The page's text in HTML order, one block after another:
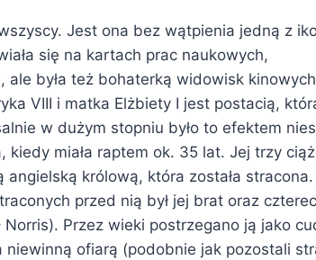
Jest ona bez wątpienia jedną z
się na kartach prac naukowych,
ale była też bohaterką widowisk
VIII i matka Elżbiety I jest postacią,
w dużym stopniu było to efektem
kiedy miała raptem ok. 35 lat. Jej trzy
angielską królową, która została
przed nią był jej brat oraz
Przez wieki postrzegano ją jako
niewinną ofiarą (podobnie jak pozostali